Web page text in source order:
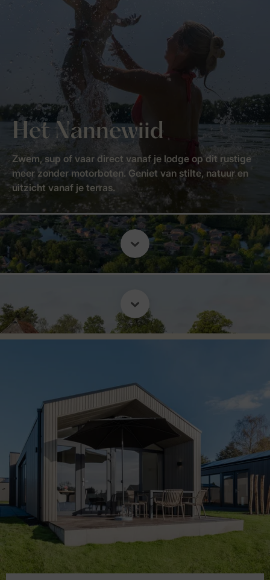
Het Nannewiid
Zwem, sup of vaar direct vanaf je lodge op dit rustige
meer zonder motorboten. Geniet van stilte, natuur en
uitzicht vanaf je terras.